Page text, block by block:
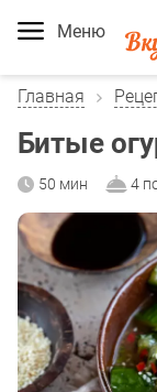
Меню
Главная
Битые
50 мин 4